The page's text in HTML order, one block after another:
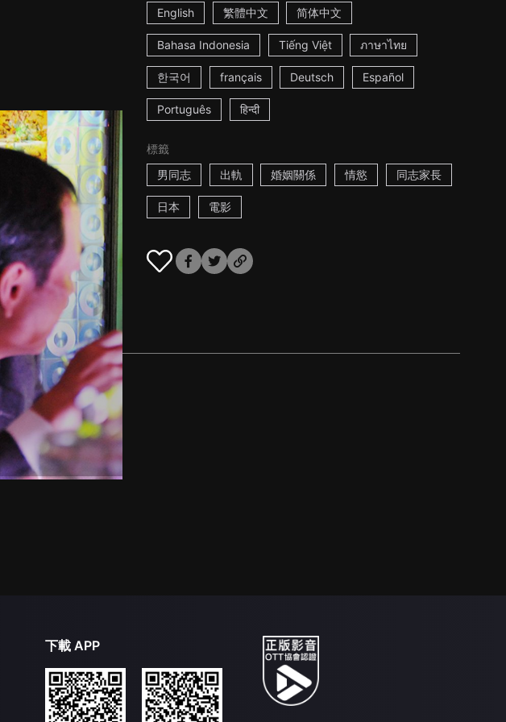
English 繁體中文 简体中文
Bahasa Indonesia Tiếng Việt ภาษาไทย
한국어 français Deutsch Español
Português हिन्दी
標籤
男同志
出軌 婚姻關係 情慾 同志家長
日本 電影
下載 APP